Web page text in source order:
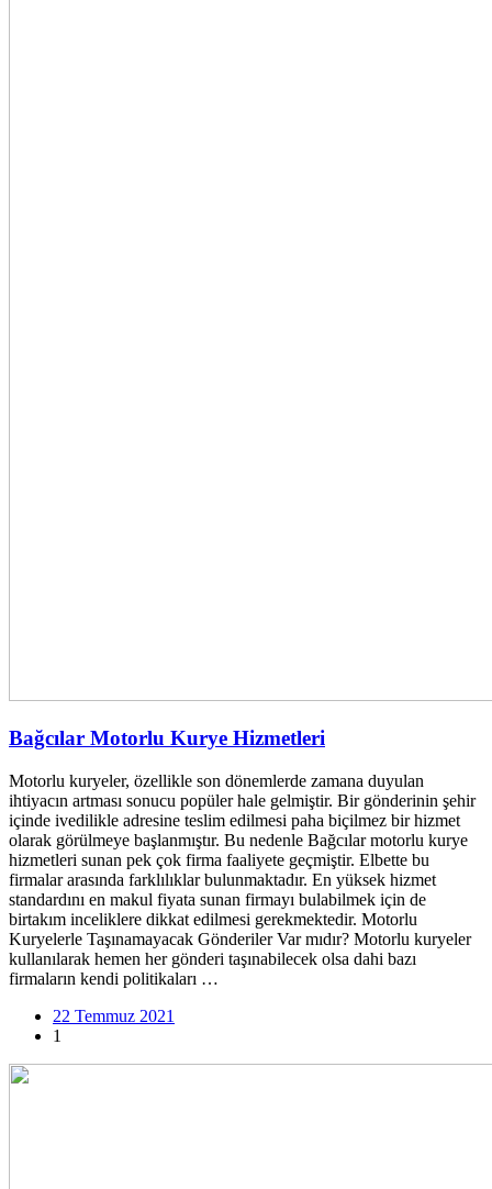
Bağcılar Motorlu Kurye Hizmetleri
Motorlu kuryeler, özellikle son dönemlerde zamana duyulan
ihtiyacın artması sonucu popüler hale gelmiştir. Bir gönderinin şehir
içinde ivedilikle adresine teslim edilmesi paha biçilmez bir hizmet
olarak görülmeye başlanmıştır. Bu nedenle Bağcılar motorlu kurye
hizmetleri sunan pek çok firma faaliyete geçmiştir. Elbette bu
firmalar arasında farklılıklar bulunmaktadır. En yüksek hizmet
standardını en makul fiyata sunan firmayı bulabilmek için de
birtakım inceliklere dikkat edilmesi gerekmektedir. Motorlu
Kuryelerle Taşınamayacak Gönderiler Var mıdır? Motorlu kuryeler
kullanılarak hemen her gönderi taşınabilecek olsa dahi bazı
firmaların kendi politikaları …
22 Temmuz 2021
1